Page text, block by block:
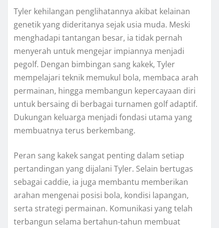
Tyler kehilangan penglihatannya akibat kelainan
genetik yang dideritanya sejak usia muda. Meski
menghadapi tantangan besar, ia tidak pernah
menyerah untuk mengejar impiannya menjadi
pegolf. Dengan bimbingan sang kakek, Tyler
mempelajari teknik memukul bola, membaca arah
permainan, hingga membangun kepercayaan diri
untuk bersaing di berbagai turnamen golf adaptif.
Dukungan keluarga menjadi fondasi utama yang
membuatnya terus berkembang.
Peran sang kakek sangat penting dalam setiap
pertandingan yang dijalani Tyler. Selain bertugas
sebagai caddie, ia juga membantu memberikan
arahan mengenai posisi bola, kondisi lapangan,
serta strategi permainan. Komunikasi yang telah
terbangun selama bertahun-tahun membuat